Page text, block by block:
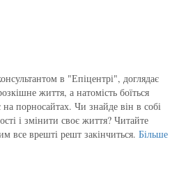
в "Епіцентрі", доглядає
життя, а натомість боїться
порносайтах. Чи знайде він в собі
і змінити своє життя? Читайте
все врешті решт закінчиться. Більше